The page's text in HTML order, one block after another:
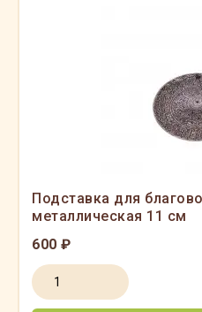
Подставка для
металлическая 11 см
600 ₽